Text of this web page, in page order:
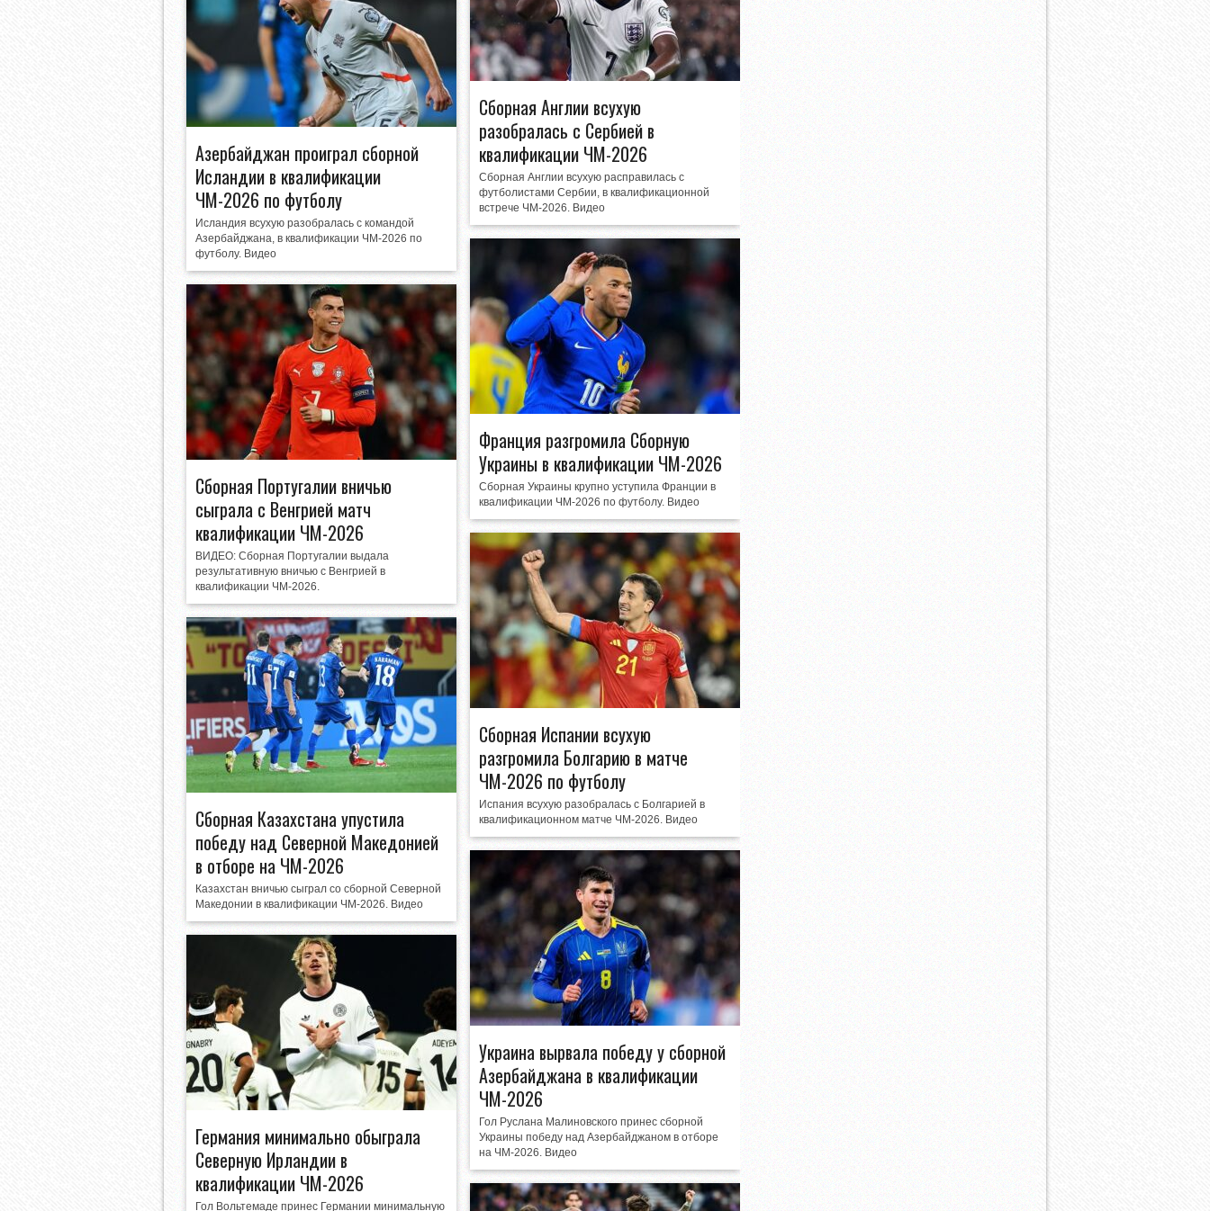
Сборная Англии всухую
разобралась с Сербией в
квалификации ЧМ-2026
Сборная Англии всухую расправилась с
футболистами Сербии, в квалификационной
встрече ЧМ-2026. Видео
Азербайджан проиграл сборной
Исландии в квалификации
ЧМ-2026 по футболу
Исландия всухую разобралась с командой
Азербайджана, в квалификации ЧМ-2026 по
футболу. Видео
Франция разгромила Сборную
Украины в квалификации ЧМ-2026
Сборная Украины крупно уступила Франции в
квалификации ЧМ-2026 по футболу. Видео
Сборная Португалии вничью
сыграла с Венгрией матч
квалификации ЧМ-2026
ВИДЕО: Сборная Португалии выдала
результативную вничью с Венгрией в
квалификации ЧМ-2026.
Сборная Испании всухую
разгромила Болгарию в матче
ЧМ-2026 по футболу
Испания всухую разобралась с Болгарией в
квалификационном матче ЧМ-2026. Видео
Сборная Казахстана упустила
победу над Северной Македонией
в отборе на ЧМ-2026
Казахстан вничью сыграл со сборной Северной
Македонии в квалификации ЧМ-2026. Видео
Украина вырвала победу у сборной
Азербайджана в квалификации
ЧМ-2026
Гол Руслана Малиновского принес сборной
Украины победу над Азербайджаном в отборе
на ЧМ-2026. Видео
Германия минимально обыграла
Северную Ирландии в
квалификации ЧМ-2026
Гол Вольтемаде принес Германии минимальную